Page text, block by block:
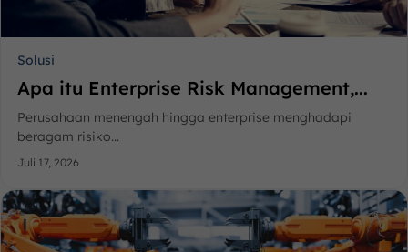
Solusi
Apa itu Enterprise Risk Management,...
Perusahaan menengah hingga enterprise menghadapi
beragam risiko...
Juli 17, 2026